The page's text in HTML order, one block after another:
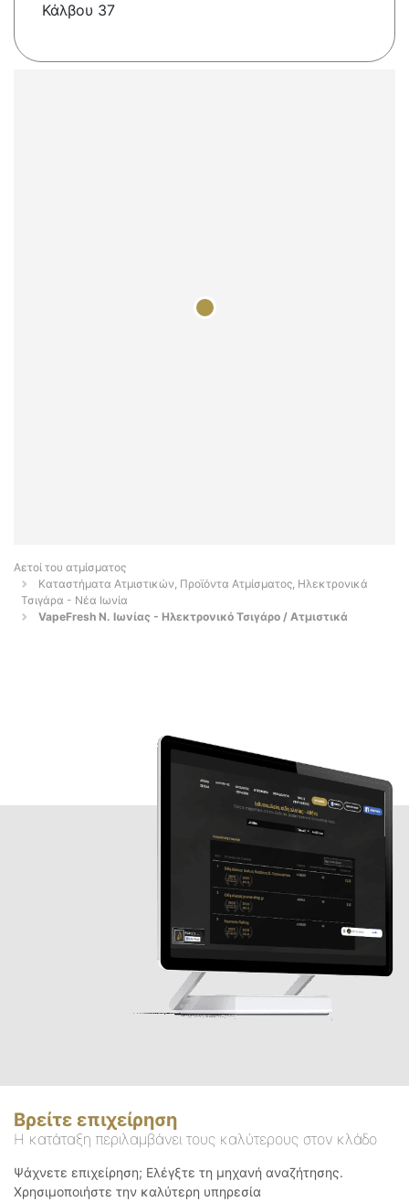
Κάλβου 37
Αετοί του ατμίσματος
Καταστήματα Ατμιστικών, Προϊόντα Ατμίσματος, Ηλεκτρονικά
Τσιγάρα - Νέα Ιωνία
VapeFresh Ν. Ιωνίας - Ηλεκτρονικό Τσιγάρο / Ατμιστικά
Βρείτε επιχείρηση
Η κατάταξη περιλαμβάνει τους καλύτερους στον κλάδο
Ψάχνετε επιχείρηση; Ελέγξτε τη μηχανή αναζήτησης.
Χρησιμοποιήστε την καλύτερη υπηρεσία